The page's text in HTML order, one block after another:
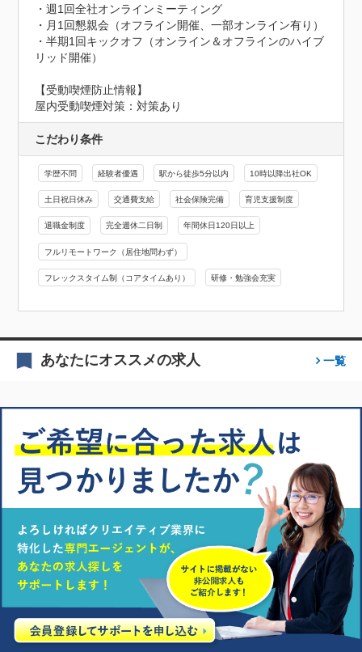
・週1回全社オンラインミーティング
・月1回懇親会（オフライン開催、一部オンライン有り）
・半期1回キックオフ（オンライン＆オフラインのハイブ
リッド開催）
【受動喫煙防止情報】
屋内受動喫煙対策：対策あり
こだわり条件
学歴不問 経験者優遇 駅から徒歩5分以内 10時以降出社OK
土日祝日休み 交通費支給 社会保険完備 育児支援制度
退職金制度 完全週休二日制 年間休日120日以上
フルリモートワーク（居住地問わず）
フレックスタイム制（コアタイムあり） 研修・勉強会充実
あなたにオススメの求人 一覧